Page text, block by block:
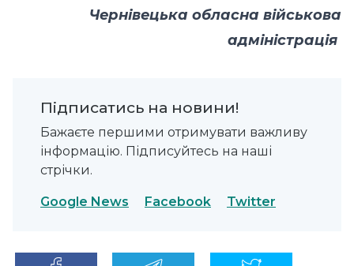
Чернівецька обласна військова
адміністрація
Підписатись на новини!
Бажаєте першими отримувати важливу
інформацію. Підписуйтесь на наші
стрічки.
Google News Facebook Twitter